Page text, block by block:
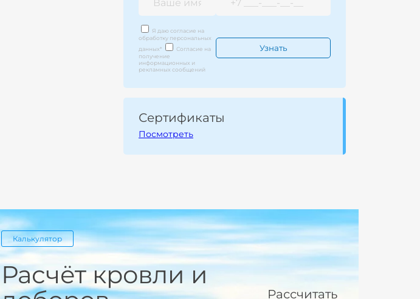
Я даю согласие на
обработку персональных
данных*
Согласие на
получение
информационных и
рекламных сообщений
Сертификаты
Посмотреть
Калькулятор
Расчёт кровли и
Рассчитать